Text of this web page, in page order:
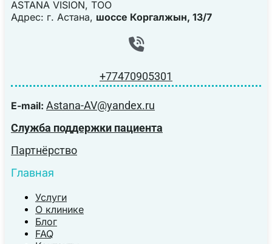
ASTANA VISION, TOO
Адрес: г. Астана, шоссе Коргалжын, 13/7
+77470905301
E-mail: Astana-AV@yandex.ru
Служба поддержки пациента
Партнёрство
Главная
Услуги
О клинике
Блог
FAQ